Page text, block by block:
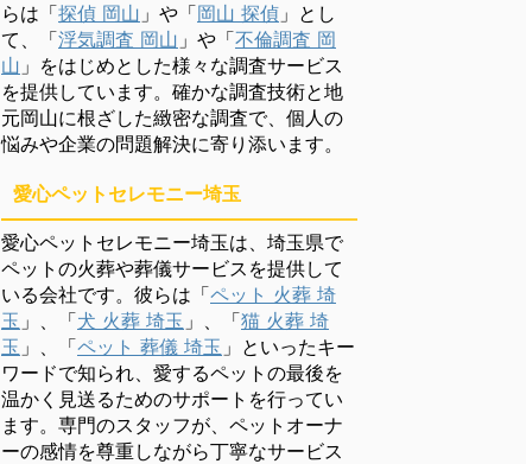
らは「探偵 岡山 」や「岡山 探偵 」とし
て、「浮気調査 岡山 」や「不倫調査 岡
山 」をはじめとした様々な調査サービス
を提供しています。確かな調査技術と地
元岡山に根ざした緻密な調査で、個人の
悩みや企業の問題解決に寄り添います。
愛心ペットセレモニー埼玉
愛心ペットセレモニー埼玉は、埼玉県で
ペットの火葬や葬儀サービスを提供して
いる会社です。彼らは「ペット 火葬 埼
玉 」、「犬 火葬 埼玉 」、「猫 火葬 埼
玉 」、「ペット 葬儀 埼玉 」といったキー
ワードで知られ、愛するペットの最後を
温かく見送るためのサポートを行ってい
ます。専門のスタッフが、ペットオーナ
ーの感情を尊重しながら丁寧なサービス